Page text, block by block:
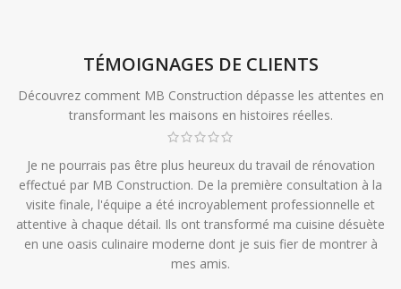
TÉMOIGNAGES DE CLIENTS
Découvrez comment MB Construction dépasse les attentes en
transformant les maisons en histoires réelles.
Je ne pourrais pas être plus heureux du travail de rénovation
effectué par MB Construction. De la première consultation à la
visite finale, l'équipe a été incroyablement professionnelle et
attentive à chaque détail. Ils ont transformé ma cuisine désuète
en une oasis culinaire moderne dont je suis fier de montrer à
mes amis.